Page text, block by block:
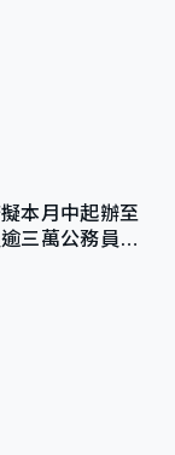
本月中起辦至
三萬公務員人